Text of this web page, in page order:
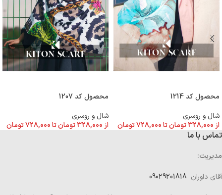
محصول کد 1214
شال و روسری
از 328,000تومانتا728,000تومان
محصول کد 1207
شال و روسری
از 328,000تومانتا728,000تومان
تماس با ما
مدیریت:
آقای داوران